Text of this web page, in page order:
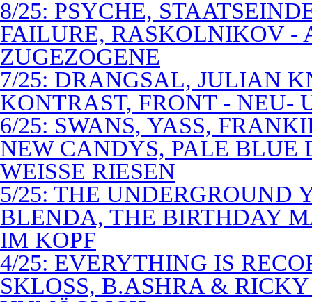
8/25: PSYCHE,
FAILURE, RASKOLNIKOV -
ZUGEZOGENE
7/25: DRANGSAL, JULIAN
KONTRAST, FRONT - NEU-
6/25: SWANS, YASS,
NEW CANDYS, PALE BLUE
WEISSE RIESEN
5/25: THE UNDERGROUND
BLENDA, THE BIRTHDAY
IM KOPF
4/25: EVERYTHING IS
SKLOSS, B.ASHRA &